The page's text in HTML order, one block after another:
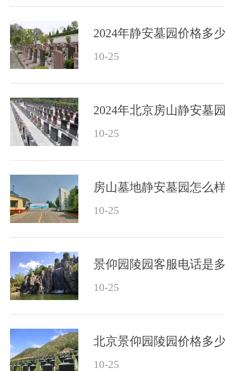
2024年静安墓园价格多
10-25
2024年北京房山静安墓
10-25
房山墓地静安墓园怎么
10-25
景仰园陵园客服电话是
10-25
北京景仰园陵园价格多
10-25